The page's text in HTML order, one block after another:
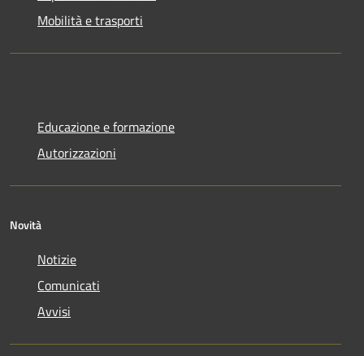
Mobilità e trasporti
Educazione e formazione
Autorizzazioni
Novità
Notizie
Comunicati
Avvisi